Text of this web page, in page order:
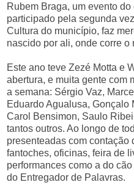
Rubem Braga, um evento
participado pela segunda
Cultura do município, faz
nascido por ali, onde corre o
Este ano teve Zezé Motta e
abertura, e muita gente com
a semana: Sérgio Vaz,
Eduardo Agualusa, Gonçalo
Carol Bensimon, Saulo
tantos outros. Ao longo de
presenteadas com contação
fantoches, oficinas, feira de
performances como a do
do Entregador de Palavras.